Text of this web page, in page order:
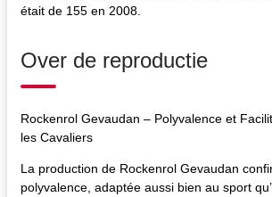
était de 155 en 2008.
Over de reproductie
Rockenrol Gevaudan – Polyvalence et
les Cavaliers
La production de Rockenrol Gevaudan
polyvalence, adaptée aussi bien au sport